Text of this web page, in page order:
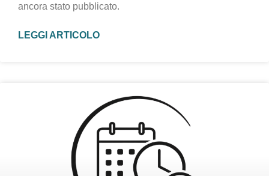
ancora stato pubblicato.
LEGGI ARTICOLO